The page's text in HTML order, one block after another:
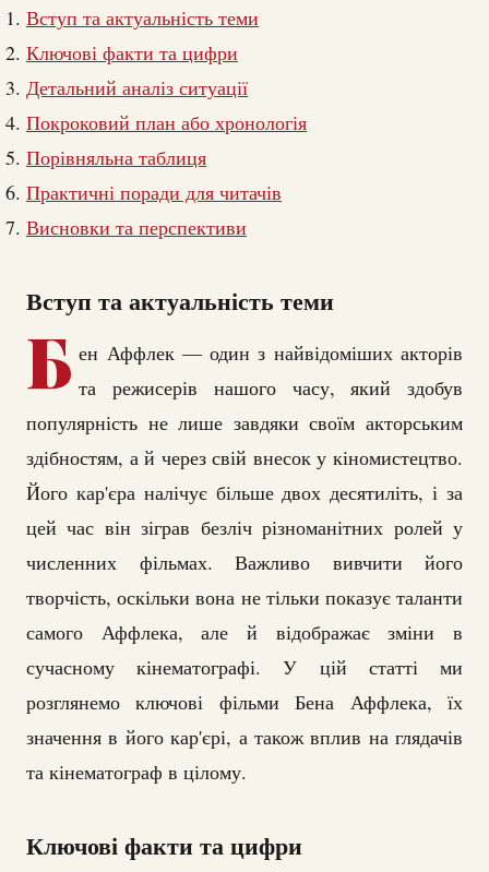
Вступ та актуальність теми
Ключові факти та цифри
Детальний аналіз ситуації
Покроковий план або хронологія
Порівняльна таблиця
Практичні поради для читачів
Висновки та перспективи
Вступ та актуальність теми
Б ен Аффлек — один з найвідоміших акторів
та режисерів нашого часу, який здобув
популярність не лише завдяки своїм акторським
здібностям, а й через свій внесок у кіномистецтво.
Його кар'єра налічує більше двох десятиліть, і за
цей час він зіграв безліч різноманітних ролей у
численних фільмах. Важливо вивчити його
творчість, оскільки вона не тільки показує таланти
самого Аффлека, але й відображає зміни в
сучасному кінематографі. У цій статті ми
розглянемо ключові фільми Бена Аффлека, їх
значення в його кар'єрі, а також вплив на глядачів
та кінематограф в цілому.
Ключові факти та цифри